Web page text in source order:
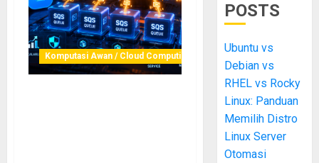
Komputasi Awan / Cloud Computing
POSTS
Ubuntu vs
Debian vs
RHEL vs Rocky
Linux: Panduan
Memilih Distro
Linux Server
Otomasi